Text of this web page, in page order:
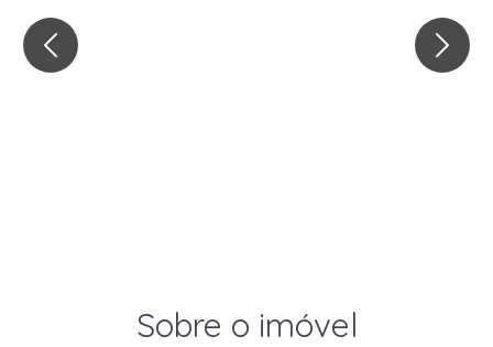
Sobre o imóvel